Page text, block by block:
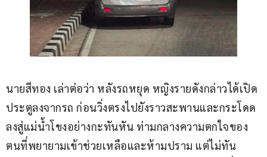
นายสีทอง เล่าต่อว่า หลังรถหยุด หญิงรายดังกล่าวได้เปิด
ประตูลงจากรถ ก่อนวิ่งตรงไปยังราวสะพานและกระโดด
ลงสู่แม่น้ำโขงอย่างกะทันหัน ท่ามกลางความตกใจของ
ตนที่พยายามเข้าช่วยเหลือและห้ามปราม แต่ไม่ทัน